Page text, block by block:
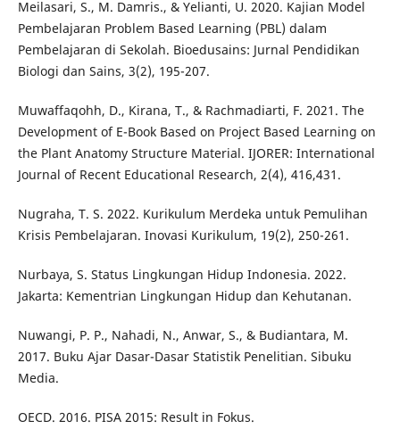
Meilasari, S., M. Damris., & Yelianti, U. 2020. Kajian Model
Pembelajaran Problem Based Learning (PBL) dalam
Pembelajaran di Sekolah. Bioedusains: Jurnal Pendidikan
Biologi dan Sains, 3(2), 195-207.
Muwaffaqohh, D., Kirana, T., & Rachmadiarti, F. 2021. The
Development of E-Book Based on Project Based Learning on
the Plant Anatomy Structure Material. IJORER: International
Journal of Recent Educational Research, 2(4), 416,431.
Nugraha, T. S. 2022. Kurikulum Merdeka untuk Pemulihan
Krisis Pembelajaran. Inovasi Kurikulum, 19(2), 250-261.
Nurbaya, S. Status Lingkungan Hidup Indonesia. 2022.
Jakarta: Kementrian Lingkungan Hidup dan Kehutanan.
Nuwangi, P. P., Nahadi, N., Anwar, S., & Budiantara, M.
2017. Buku Ajar Dasar-Dasar Statistik Penelitian. Sibuku
Media.
OECD. 2016. PISA 2015: Result in Fokus.